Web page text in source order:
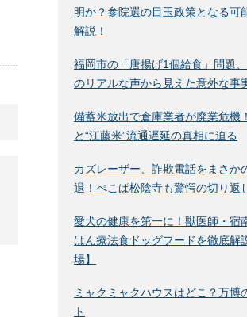
明か？参院選の目玉政策となる可
解説！
福岡市の「唐揚げ1個給食」問題
のリアルな声から見えた意外な事
備蓄米放出で倉庫業者が廃業危機
と“江藤米”流通遅延の真相に迫る
カズレーザー、詐欺電話をまさか
退！ぺこぱ松陰寺も驚愕の切り返
愛犬の健康を第一に！獣医師・宿
はん療法食ドッグフードを徹底解
場】
ミャクミャクハウスはどこ？万博
ト